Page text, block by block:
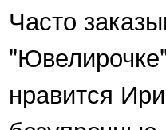
Часто
нравится